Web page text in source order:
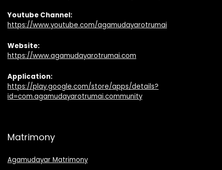
Youtube Channel:
https://www.youtube.com/agamudayarotrumai
Website:
https://www.agamudayarotrumai.com
Application:
https://play.google.com/store/apps/details?
id=com.agamudayarotrumai.community
Matrimony
Agamudayar Matrimony